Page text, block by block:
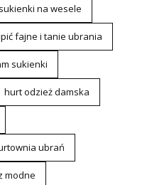
na wesele
fajne i tanie ubrania
sukienki
hurt odzież damska
ubrań
modne